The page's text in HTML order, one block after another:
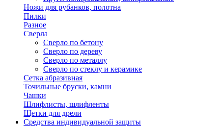
Ножи для рубанков, полотна
Пилки
Разное
Сверла
Сверло по бетону
Сверло по дереву
Сверло по металлу
Сверло по стеклу и керамике
Сетка абразивная
Точильные бруски, камни
Чашки
Шлифлисты, шлифленты
Щетки для дрели
Средства индивидуальной защиты